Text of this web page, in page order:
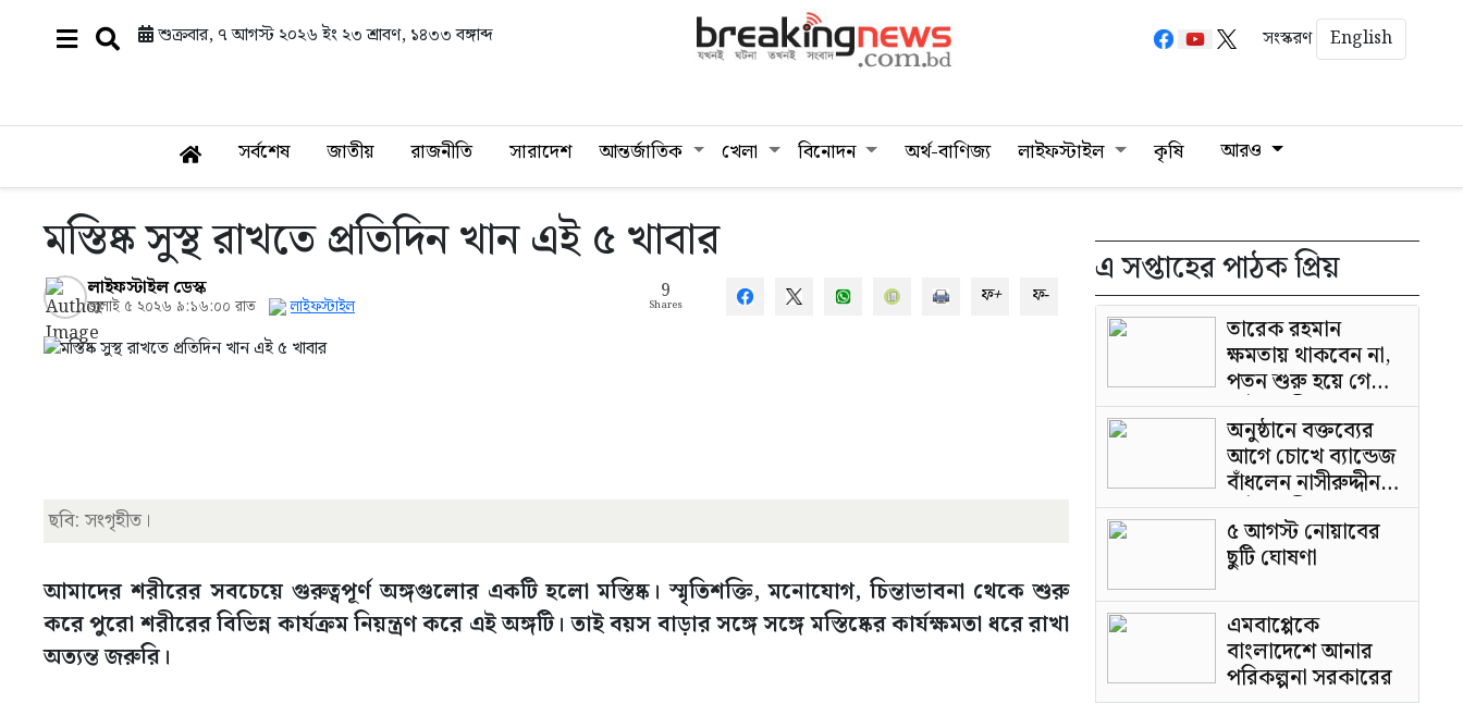
শুক্রবার, ৭ আগস্ট ২০২৬ ইং ২৩ শ্রাবণ, ১৪৩৩ বঙ্গাব্দ সংস্করণ English
সর্বশেষ জাতীয় রাজনীতি সারাদেশ আন্তর্জাতিক খেলা বিনোদন অর্থ-বাণিজ্য লাইফস্টাইল কৃষি আরও
মস্তিষ্ক সুস্থ রাখতে প্রতিদিন খান এই ৫ খাবার
লাইফস্টাইল ডেস্ক
জুলাই ৫ ২০২৬ ৯:১৬:০০ রাত লাইফস্টাইল
9
Shares ফ+ ফ-
ছবি: সংগৃহীত।
আমাদের শরীরের সবচেয়ে গুরুত্বপূর্ণ অঙ্গগুলোর একটি হলো মস্তিষ্ক। স্মৃতিশক্তি, মনোযোগ, চিন্তাভাবনা থেকে শুরু
করে পুরো শরীরের বিভিন্ন কার্যক্রম নিয়ন্ত্রণ করে এই অঙ্গটি। তাই বয়স বাড়ার সঙ্গে সঙ্গে মস্তিষ্কের কার্যক্ষমতা ধরে রাখা
অত্যন্ত জরুরি।
এ সপ্তাহের পাঠক প্রিয়
তারেক রহমান
ক্ষমতায় থাকবেন না,
পতন শুরু হয়ে গেছে:
পাটওয়ারী
অনুষ্ঠানে বক্তব্যের
আগে চোখে ব্যান্ডেজ
বাঁধলেন নাসীরুদ্দীন
পাটওয়ারী
৫ আগস্ট নোয়াবের
ছুটি ঘোষণা
এমবাপ্পেকে
বাংলাদেশে আনার
পরিকল্পনা সরকারের